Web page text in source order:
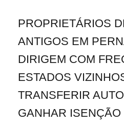
PROPRIETÁRIOS
ANTIGOS EM
DIRIGEM COM
ESTADOS
TRANSFERIR
GANHAR ISENÇÃO